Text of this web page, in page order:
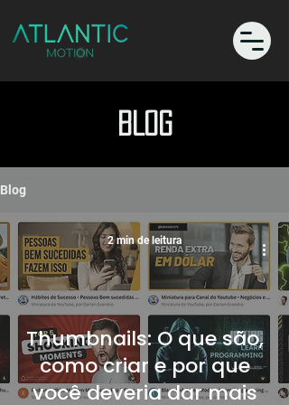
BLOG
Blog
Thumbnails: O que são,
como criar e por que
você deveria dar mais
2 min de leitura